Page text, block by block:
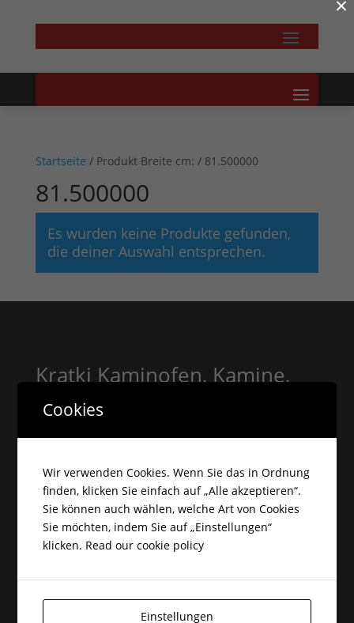
Startseite / Produkt Breite cm: / 81.500000
81.500000
Es wurden keine Produkte gefunden,
die deiner Auswahl entsprechen.
Kratki Kaminofen, Kamine,
Kameineinsätze, Gaskamine,
Kaminbausätze
Impressum
Datenschutzerklärung
Kontaktformular
AGB
Widerrufsbelehrung
Cookies
Wir verwenden Cookies. Wenn Sie das in Ordnung
finden, klicken Sie einfach auf „Alle akzeptieren“.
Sie können auch wählen, welche Art von Cookies
Sie möchten, indem Sie auf „Einstellungen“
klicken. Read our cookie policy
Einstellungen